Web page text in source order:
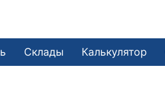
Склады Калькулятор